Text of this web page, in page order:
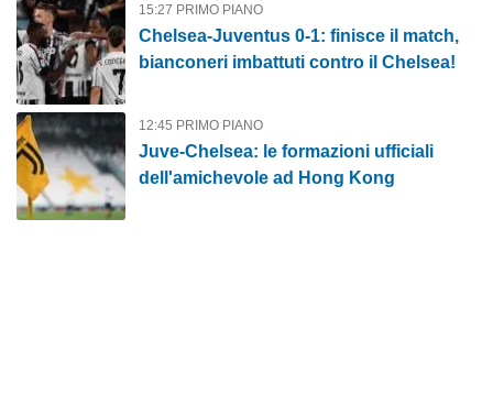
15:27 PRIMO PIANO
Chelsea-Juventus 0-1: finisce il match,
bianconeri imbattuti contro il Chelsea!
12:45 PRIMO PIANO
Juve-Chelsea: le formazioni ufficiali
dell'amichevole ad Hong Kong